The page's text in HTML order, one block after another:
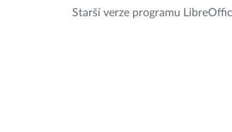
Starší verze programu